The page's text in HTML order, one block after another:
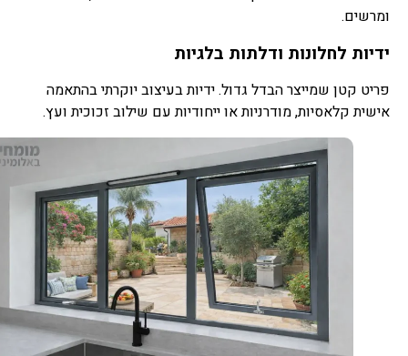
ומרשים.
ידיות לחלונות ודלתות בלגיות
פריט קטן שמייצר הבדל גדול. ידיות בעיצוב יוקרתי בהתאמה
אישית קלאסיות, מודרניות או ייחודיות עם שילוב זכוכית ועץ.